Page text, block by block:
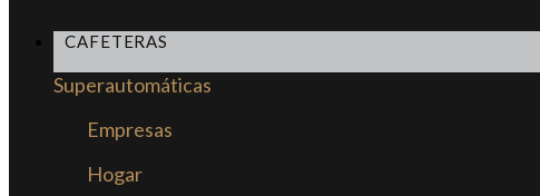
CAFETERAS
Superautomáticas
Empresas
Hogar